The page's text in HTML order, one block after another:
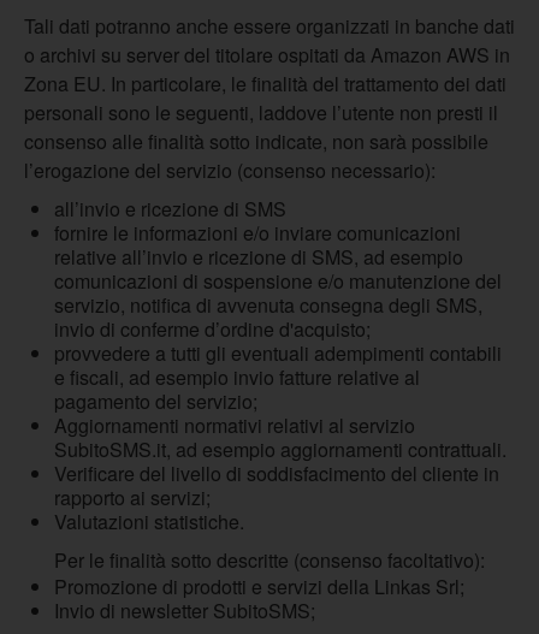
Tali dati potranno anche essere organizzati in banche dati
o archivi su server del titolare ospitati da Amazon AWS in
Zona EU. In particolare, le finalità del trattamento dei dati
personali sono le seguenti, laddove l’utente non presti il
consenso alle finalità sotto indicate, non sarà possibile
l’erogazione del servizio (consenso necessario):
all’invio e ricezione di SMS
fornire le informazioni e/o inviare comunicazioni
relative all’invio e ricezione di SMS, ad esempio
comunicazioni di sospensione e/o manutenzione del
servizio, notifica di avvenuta consegna degli SMS,
invio di conferme d’ordine d'acquisto;
provvedere a tutti gli eventuali adempimenti contabili
e fiscali, ad esempio invio fatture relative al
pagamento del servizio;
Aggiornamenti normativi relativi al servizio
SubitoSMS.it, ad esempio aggiornamenti contrattuali.
Verificare del livello di soddisfacimento del cliente in
rapporto ai servizi;
Valutazioni statistiche.
Per le finalità sotto descritte (consenso facoltativo):
Promozione di prodotti e servizi della Linkas Srl;
Invio di newsletter SubitoSMS;